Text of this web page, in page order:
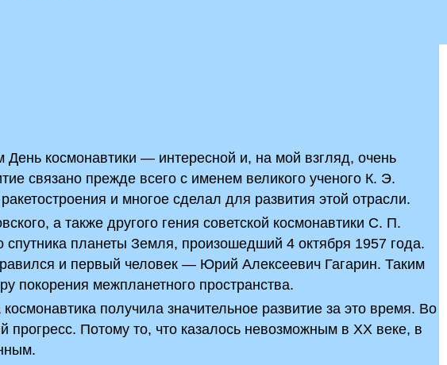
космонавтики — интересной и, на мой взгляд, очень
связано прежде всего с именем великого ученого К. Э.
и многое сделал для развития этой отрасли.
а также другого гения советской космонавтики С. П.
спутника планеты Земля, произошедший 4 октября 1957 года.
и первый человек — Юрий Алексеевич Гагарин. Таким
покорения межпланетного пространства.
получила значительное развитие за это время. Во
прогресс. Потому то, что казалось невозможным в XX веке, в